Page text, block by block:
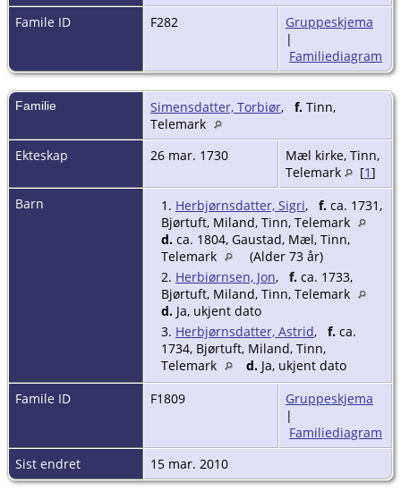
Famile ID
F282
Gruppeskjema
|
Familiediagram
Familie Simensdatter, Torbiør, f. Tinn,
Telemark
Ekteskap
26 mar. 1730
Mæl kirke, Tinn,
Telemark
[1]
Barn
1. Herbjørnsdatter, Sigri, f. ca. 1731,
Bjørtuft, Miland, Tinn, Telemark
d. ca. 1804, Gaustad, Mæl, Tinn,
Telemark
(Alder 73 år)
2. Herbiørnsen, Jon, f. ca. 1733,
Bjørtuft, Miland, Tinn, Telemark
d. Ja, ukjent dato
3. Herbjørnsdatter, Astrid, f. ca.
1734, Bjørtuft, Miland, Tinn,
Telemark
d. Ja, ukjent dato
Famile ID
F1809
Gruppeskjema
|
Familiediagram
Sist endret
15 mar. 2010